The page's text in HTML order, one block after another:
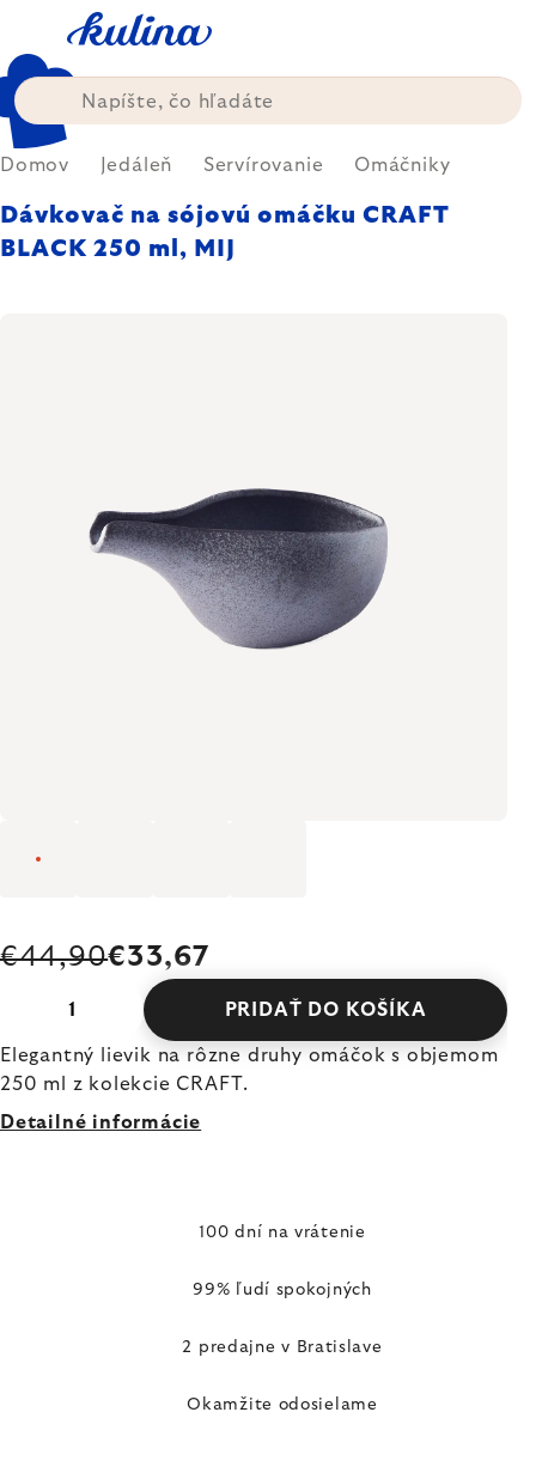
obsah
Domov Jedáleň Servírovanie Omáčniky
Dávkovač na sójovú omáčku CRAFT
BLACK 250 ml, MIJ
€44,90€33,67
PRIDAŤ DO KOŠÍKA
Elegantný lievik na rôzne druhy omáčok s objemom
250 ml z kolekcie CRAFT.
Detailné informácie
100 dní na vrátenie
99% ľudí spokojných
2 predajne v Bratislave
Okamžite odosielame